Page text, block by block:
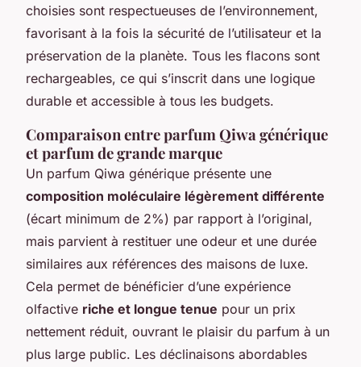
choisies sont respectueuses de l’environnement,
favorisant à la fois la sécurité de l’utilisateur et la
préservation de la planète. Tous les flacons sont
rechargeables, ce qui s’inscrit dans une logique
durable et accessible à tous les budgets.
Comparaison entre parfum Qiwa générique
et parfum de grande marque
Un parfum Qiwa générique présente une
composition moléculaire légèrement différente
(écart minimum de 2%) par rapport à l’original,
mais parvient à restituer une odeur et une durée
similaires aux références des maisons de luxe.
Cela permet de bénéficier d’une expérience
olfactive riche et longue tenue pour un prix
nettement réduit, ouvrant le plaisir du parfum à un
plus large public. Les déclinaisons abordables